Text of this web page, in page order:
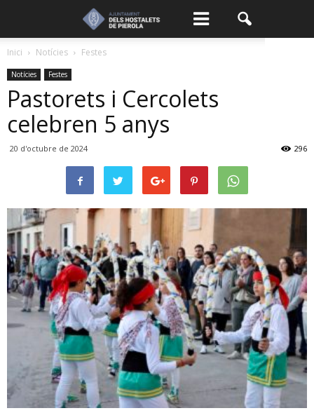
Inici Notícies Festes
Notícies Festes
Pastorets i Cercolets
celebren 5 anys
20 d'octubre de 2024 296